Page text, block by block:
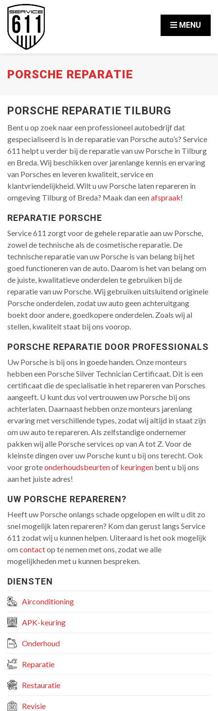
MENU
PORSCHE REPARATIE
PORSCHE REPARATIE TILBURG
Bent u op zoek naar een professioneel autobedrijf dat
gespecialiseerd is in de reparatie van Porsche auto’s? Service
611 helpt u verder bij de reparatie van uw Porsche in Tilburg
en Breda. Wij beschikken over jarenlange kennis en ervaring
van Porsches en leveren kwaliteit, service en
klantvriendelijkheid. Wilt u uw Porsche laten repareren in
omgeving Tilburg of Breda? Maak dan eenafspraak!
REPARATIE PORSCHE
Service 611 zorgt voor de gehele reparatie aan uw Porsche,
zowel de technische als de cosmetische reparatie. De
technische reparatie van uw Porsche is van belang bij het
goed functioneren van de auto. Daarom is het van belang om
de juiste, kwalitatieve onderdelen te gebruiken bij de
reparatie van uw Porsche. Wij gebruiken uitsluitend originele
Porsche onderdelen, zodat uw auto geen achteruitgang
boekt door andere, goedkopere onderdelen. Zoals wij al
stellen, kwaliteit staat bij ons voorop.
PORSCHE REPARATIE DOOR PROFESSIONALS
Uw Porsche is bij ons in goede handen. Onze monteurs
hebben een Porsche Silver Technician Certificaat. Dit is een
certificaat die de specialisatie in het repareren van Porsches
aangeeft. U kunt dus vol vertrouwen uw Porsche bij ons
achterlaten. Daarnaast hebben onze monteurs jarenlang
ervaring met verschillende types, zodat wij altijd in staat zijn
om uw auto te repareren. Als zelfstandige ondernemer
pakken wij alle Porsche services op van A tot Z. Voor de
kleinste dingen over uw Porsche kunt u bij ons terecht. Ook
voor groteonderhoudsbeurtenof keuringen bent u bij ons
aan het juiste adres!
UW PORSCHE REPAREREN?
Heeft uw Porsche onlangs schade opgelopen en wilt u dit zo
snel mogelijk laten repareren? Kom dan gerust langs Service
611 zodat wij u kunnen helpen. Uiteraard is het ook mogelijk
omcontactop te nemen met ons, zodat we alle
mogelijkheden met u kunnen bespreken.
DIENSTEN
Airconditioning
APK-keuring
Onderhoud
Reparatie
Restauratie
Revisie